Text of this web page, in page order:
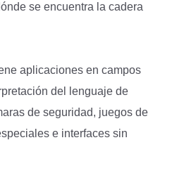
se encuentra la cadera
aplicaciones en campos
del lenguaje de
de seguridad, juegos de
e interfaces sin